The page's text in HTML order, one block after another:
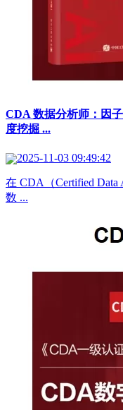
CDA 数据分析师：因
度挖掘 ...
2025-11-03 09:49:42
在 CDA（Certified
数 ...